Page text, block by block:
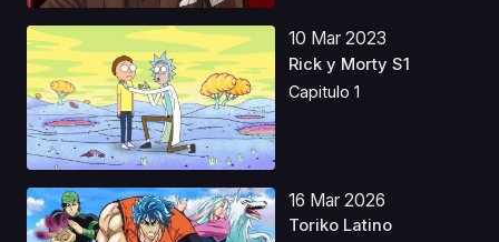
10 Mar 2023
Rick y Morty S1
Capitulo 1
16 Mar 2026
Toriko Latino